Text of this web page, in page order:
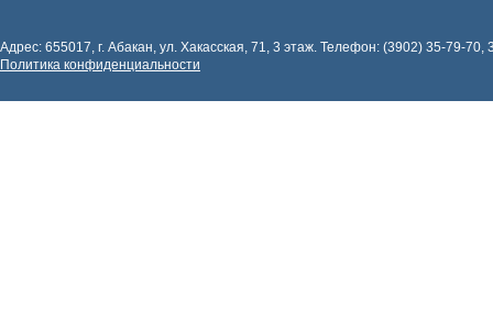
Адрес: 655017, г. Абакан, ул. Хакасская, 71, 3 этаж. Телефон: (3902) 35-79-
Политика конфиденциальности